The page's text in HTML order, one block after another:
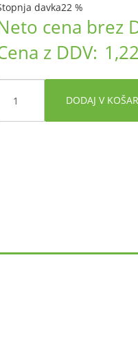
davka22 %
cena brez
z DDV:
DODAJ V